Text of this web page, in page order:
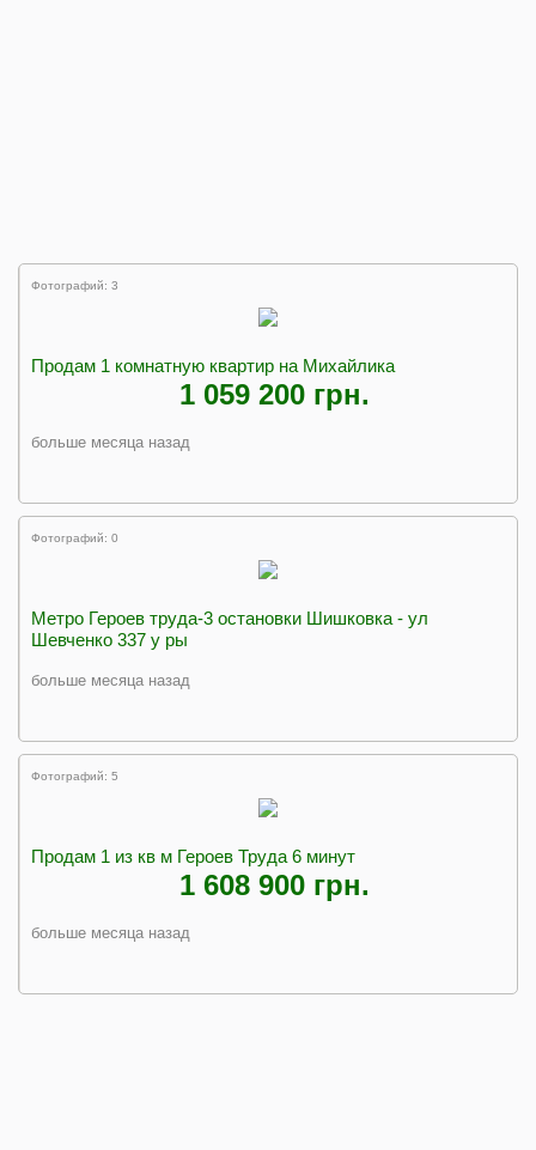
Фотографий: 3
Продам 1 комнатную квартир на Михайлика
1 059 200 грн.
больше месяца назад
Фотографий: 0
Метро Героев труда-3 остановки Шишковка - ул
Шевченко 337 у ры
больше месяца назад
Фотографий: 5
Продам 1 из кв м Героев Труда 6 минут
1 608 900 грн.
больше месяца назад